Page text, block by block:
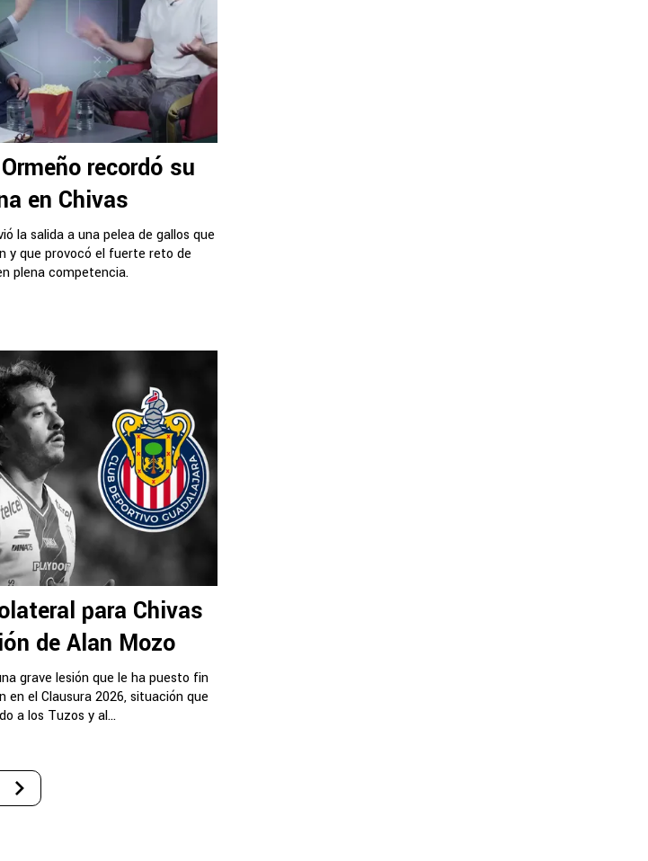
recordó su
en Chivas
la salida a una pelea de gallos que
y que provocó el fuerte reto de
plena competencia.
para Chivas
de Alan Mozo
grave lesión que le ha puesto fin
en el Clausura 2026, situación que
a los Tuzos y al...